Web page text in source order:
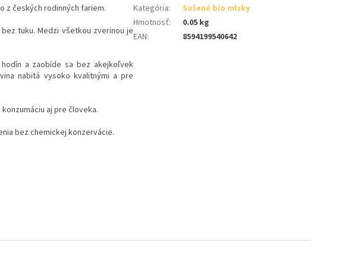
z českých rodinných fariem.
tuku. Medzi všetkou zverinou je
a zaobíde sa bez akejkoľvek
nabitá vysoko kvalitnými a pre
aj pre človeka.
bez chemickej konzervácie.
Kategória:
Sušené bio mlsky
Hmotnosť:
0.05 kg
EAN: 8594199540642